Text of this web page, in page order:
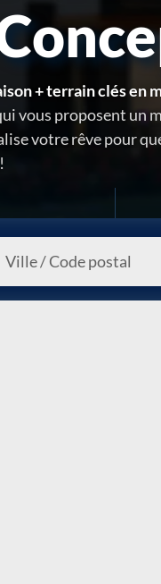
+ terrain clés en
vous proposent un
votre rêve pour